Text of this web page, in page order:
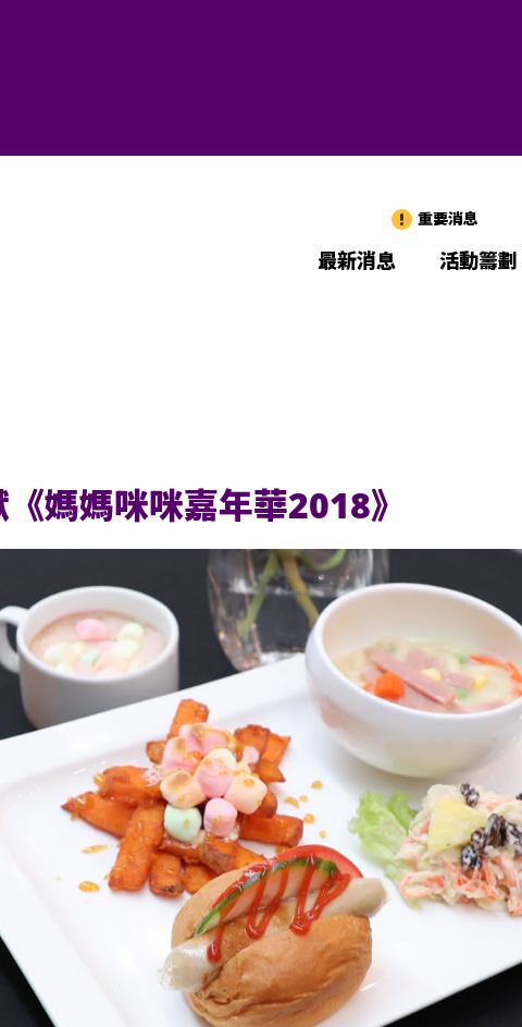
重要消息
最新消息 活動籌劃
媽媽咪咪嘉年華2018》